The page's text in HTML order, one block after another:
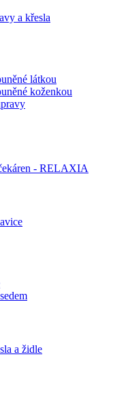
a křesla
látkou
koženkou
- RELAXIA
a židle